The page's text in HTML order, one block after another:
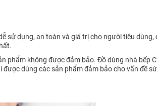
sử dụng, an toàn và giá trị cho người tiêu dùng,
phẩm không được đảm bảo. Đồ dùng nhà bếp
dùng các sản phẩm đảm bảo cho vấn đề